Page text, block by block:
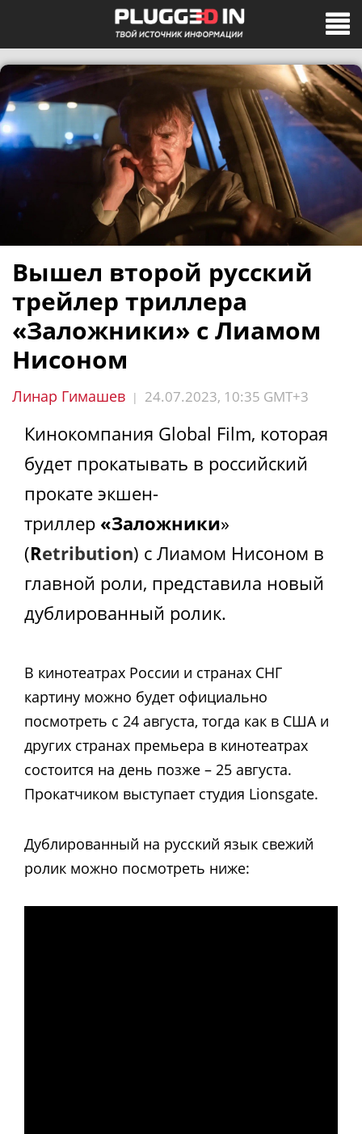
Вышел второй русский
трейлер триллера
«Заложники» с Лиамом
Нисоном
Линар Гимашев | 24.07.2023, 10:35 GMT+3
Кинокомпания Global Film, которая
будет прокатывать в российский
прокате экшен-
триллер «Заложники»
(Retribution) с Лиамом Нисоном в
главной роли, представила новый
дублированный ролик.
В кинотеатрах России и странах СНГ
картину можно будет официально
посмотреть с 24 августа, тогда как в США и
других странах премьера в кинотеатрах
состоится на день позже – 25 августа.
Прокатчиком выступает студия Lionsgate.
Дублированный на русский язык свежий
ролик можно посмотреть ниже: